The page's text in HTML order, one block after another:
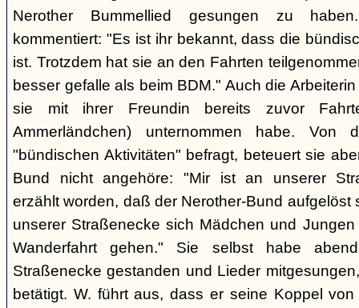
Nerother Bummellied gesungen zu
kommentiert: "Es ist ihr bekannt, dass die
ist. Trotzdem hat sie an den Fahrten
besser gefalle als beim BDM." Auch die
sie mit ihrer Freundin bereits zuvor
Ammerländchen) unternommen habe. Von
"bündischen Aktivitäten" befragt, beteuert sie
Bund nicht angehöre: "Mir ist an unserer
erzählt worden, daß der Nerother-Bund
unserer Straßenecke sich Mädchen und
Wanderfahrt gehen." Sie selbst habe
Straßenecke gestanden und Lieder
betätigt. W. führt aus, dass er seine Koppel